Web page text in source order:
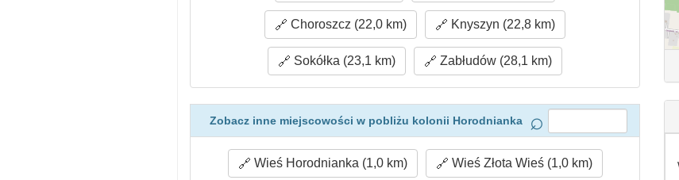
Choroszcz (22,0 km) Knyszyn (22,8 km)
Sokółka (23,1 km) Zabłudów (28,1 km)
Zobacz inne miejscowości w pobliżu kolonii Horodnianka
Wieś Horodnianka (1,0 km) Wieś Złota Wieś (1,0 km)